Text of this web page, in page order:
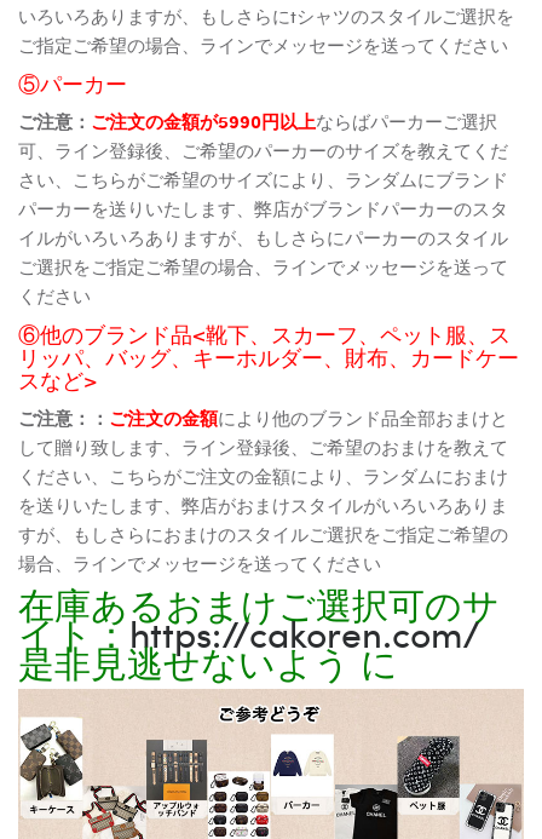
いろいろありますが、もしさらにtシャツのスタイルご選択を
ご指定ご希望の場合、ラインでメッセージを送ってください
⑤パーカー
ご注意： ご注文の金額が5990円以上ならばパーカーご選択
可、ライン登録後、ご希望のパーカーのサイズを教えてくだ
さい、こちらがご希望のサイズにより、ランダムにブランド
パーカーを送りいたします、弊店がブランドパーカーのスタ
イルがいろいろありますが、もしさらにパーカーのスタイル
ご選択をご指定ご希望の場合、ラインでメッセージを送って
ください
⑥他のブランド品<靴下、スカーフ、ペット服、ス
リッパ、バッグ、キーホルダー、財布、カードケー
スなど>
ご注意：： ご注文の金額により他のブランド品全部おまけと
して贈り致します、ライン登録後、ご希望のおまけを教えて
ください、こちらがご注文の金額により、ランダムにおまけ
を送りいたします、弊店がおまけスタイルがいろいろありま
すが、もしさらにおまけのスタイルご選択をご指定ご希望の
場合、ラインでメッセージを送ってください
在庫あるおまけご選択可のサ
イト：https://cakoren.com/
是非見逃せないよう に